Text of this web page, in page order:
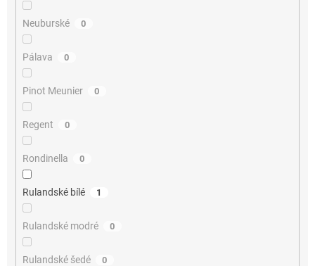
Neuburské 0
Pálava 0
Pinot Meunier 0
Regent 0
Rondinella 0
Rulandské bílé 1
Rulandské modré 0
Rulandské šedé 0